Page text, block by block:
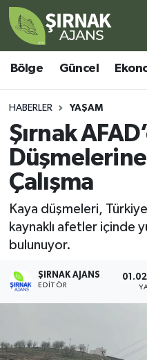
Bölge Güncel
HABERLER YAŞAM
Şırnak
Çalışma
Kaya düşmeleri,
kaynaklı afetler içinde
bulunuyor.
ŞIRNAK AJANS
EDITÖR
Bölge
Güncel
Ekonomi
Şırnak
Yaşam
Sağlık
Şırnak Nöbetçi
Şırnak Hava
Şirnak Namaz
Şırnak Trafik
Süper Lig Puan
Tüm Manşetler